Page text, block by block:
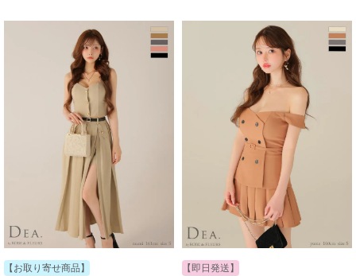
【お取り寄せ商品】 【即日発送】